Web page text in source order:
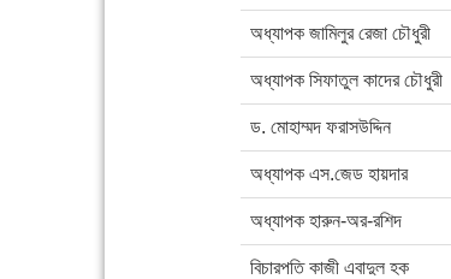
অধ্যাপক জামিলুর রেজা চৌধুরী
অধ্যাপক সিফাতুল কাদের চৌধুরী
ড. মোহাম্মদ ফরাসউদ্দিন
অধ্যাপক এস.জেড হায়দার
অধ্যাপক হারুন-অর-রশিদ
বিচারপতি কাজী এবাদুল হক